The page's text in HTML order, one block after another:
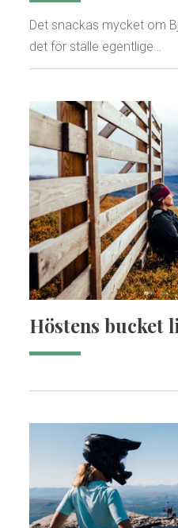
Det snackas mycket om
det för ställe egentlige…
Höstens bucket